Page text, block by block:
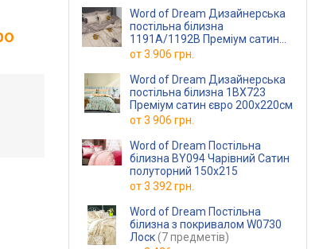
Word of Dream Дизайнерська
постільна білизна
1191А/1192В Преміум сатин
євро 200х220см
от3 906 грн.
Word of Dream Дизайнерська
постільна білизна 1ВХ723
Преміум сатин євро 200х220см
от3 906 грн.
Word of Dream Постільна
білизна BY094 Чарівний Сатин
полуторний 150х215
от3 392 грн.
Word of Dream Постільна
білизна з покривалом W0730
Лоск(7 предметів)